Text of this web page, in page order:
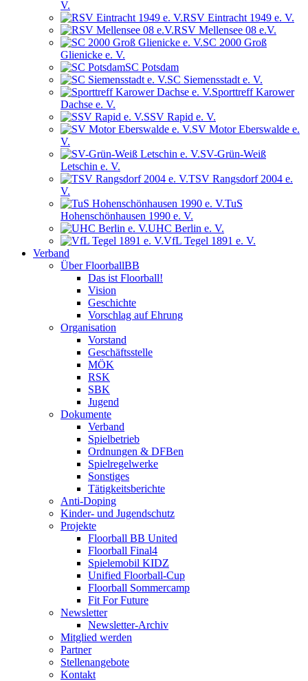
V.
RSV Eintracht 1949 e. V.
RSV Mellensee 08 e.V.
SC 2000 Groß
Glienicke e. V.
SC Potsdam
SC Siemensstadt e. V.
Sporttreff Karower
Dachse e. V.
SSV Rapid e. V.
SV Motor Eberswalde e.
V.
SV-Grün-Weiß
Letschin e. V.
TSV Rangsdorf 2004 e.
V.
TuS
Hohenschönhausen 1990 e. V.
UHC Berlin e. V.
VfL Tegel 1891 e. V.
Verband
Über FloorballBB
Das ist Floorball!
Vision
Geschichte
Vorschlag auf Ehrung
Organisation
Vorstand
Geschäftsstelle
MÖK
RSK
SBK
Jugend
Dokumente
Verband
Spielbetrieb
Ordnungen & DFBen
Spielregelwerke
Sonstiges
Tätigkeitsberichte
Anti-Doping
Kinder- und Jugendschutz
Projekte
Floorball BB United
Floorball Final4
Spielemobil KIDZ
Unified Floorball-Cup
Floorball Sommercamp
Fit For Future
Newsletter
Newsletter-Archiv
Mitglied werden
Partner
Stellenangebote
Kontakt